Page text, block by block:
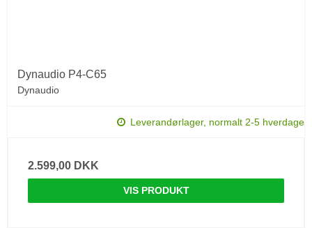
Dynaudio P4-C65
Dynaudio
Leverandørlager, normalt 2-5 hverdage
2.599,00 DKK
VIS PRODUKT